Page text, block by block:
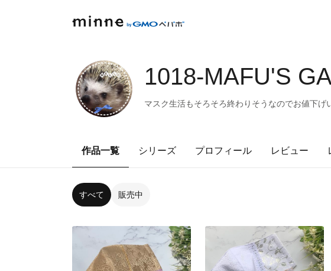
1018-MAFU'S
マスク生活もそろそろ終わりそうなのでお値下
作品一覧 シリーズ プロフィール レビュー
すべて 販売中